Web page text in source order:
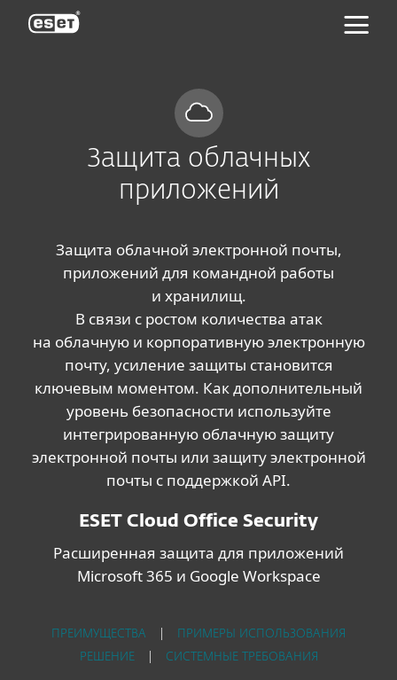
Защита облачных
приложений
Защита облачной электронной почты,
приложений для командной работы
и хранилищ.
В связи с ростом количества атак
на облачную и корпоративную электронную
почту, усиление защиты становится
ключевым моментом. Как дополнительный
уровень безопасности используйте
интегрированную облачную защиту
электронной почты или защиту электронной
почты с поддержкой API.
ESET Cloud Office Security
Расширенная защита для приложений
Microsoft 365 и Google Workspace
ПРЕИМУЩЕСТВА
ПРИМЕРЫ ИСПОЛЬЗОВАНИЯ
РЕШЕНИЕ| СИСТЕМНЫЕ ТРЕБОВАНИЯ
ESET